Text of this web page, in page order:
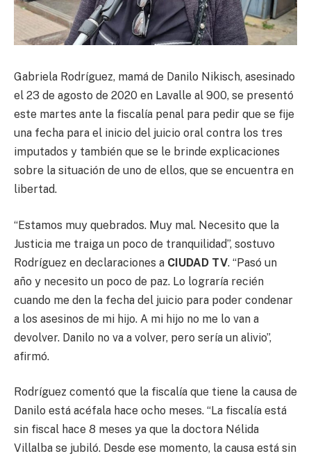
Gabriela Rodríguez, mamá de Danilo Nikisch, asesinado
el 23 de agosto de 2020 en Lavalle al 900, se presentó
este martes ante la fiscalía penal para pedir que se fije
una fecha para el inicio del juicio oral contra los tres
imputados y también que se le brinde explicaciones
sobre la situación de uno de ellos, que se encuentra en
libertad.
“Estamos muy quebrados. Muy mal. Necesito que la
Justicia me traiga un poco de tranquilidad”, sostuvo
Rodríguez en declaraciones a CIUDAD TV. “Pasó un
año y necesito un poco de paz. Lo lograría recién
cuando me den la fecha del juicio para poder condenar
a los asesinos de mi hijo. A mi hijo no me lo van a
devolver. Danilo no va a volver, pero sería un alivio”,
afirmó.
Rodríguez comentó que la fiscalía que tiene la causa de
Danilo está acéfala hace ocho meses. “La fiscalía está
sin fiscal hace 8 meses ya que la doctora Nélida
Villalba se jubiló. Desde ese momento, la causa está sin